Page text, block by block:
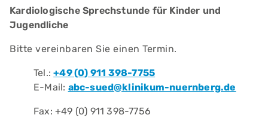
Kardiologische Sprechstunde für Kinder und
Jugendliche
Bitte vereinbaren Sie einen Termin.
Tel.:+49 (0) 911 398-7755
E-Mail: abc-sued@klinikum-nuernberg.de
Fax: +49 (0) 911 398-7756